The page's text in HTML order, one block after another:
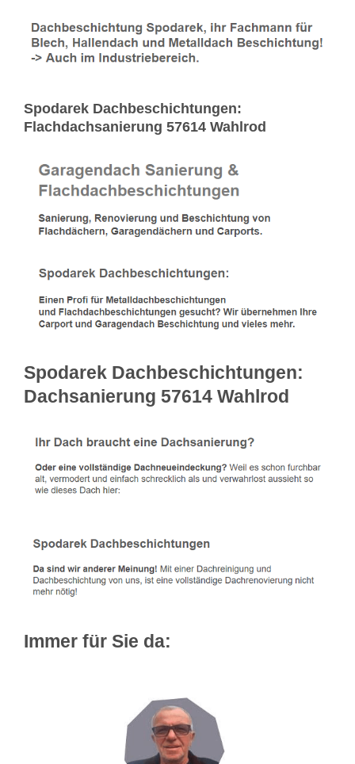
Spodarek Dachbeschichtungen:
Flachdachsanierung 57614 Wahlrod
Spodarek Dachbeschichtungen:
Dachsanierung 57614 Wahlrod
Immer für Sie da: